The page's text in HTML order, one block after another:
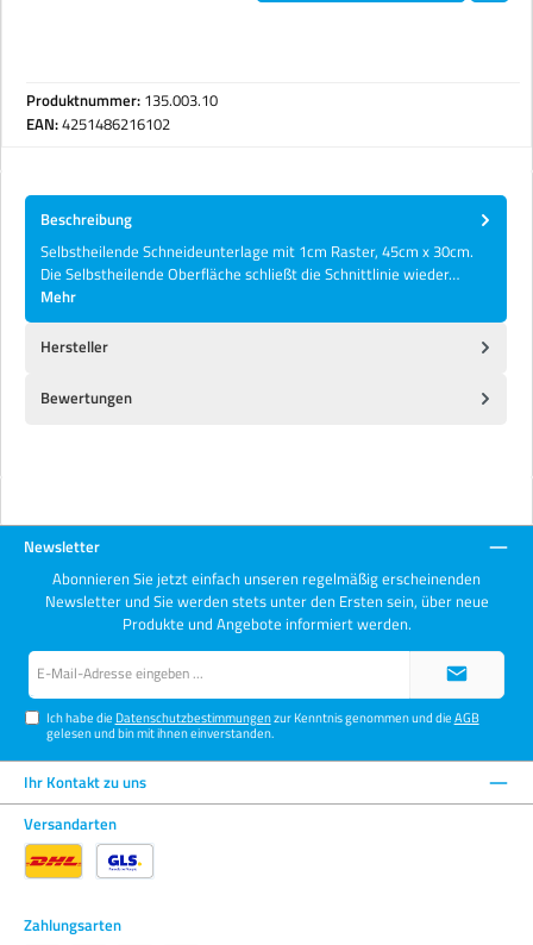
Produktnummer: 135.003.10
EAN:4251486216102
Beschreibung
Selbstheilende Schneideunterlage mit 1cm Raster, 45cm x 30cm.
Die Selbstheilende Oberfläche schließt die Schnittlinie wieder…
Mehr
Hersteller
Bewertungen
Newsletter
Abonnieren Sie jetzt einfach unseren regelmäßig erscheinenden
Newsletter und Sie werden stets unter den Ersten sein, über neue
Produkte und Angebote informiert werden.
Ich habe die Datenschutzbestimmungenzur Kenntnis genommen und dieAGB
gelesen und bin mit ihnen einverstanden.
Ihr Kontakt zu uns
Versandarten
Zahlungsarten